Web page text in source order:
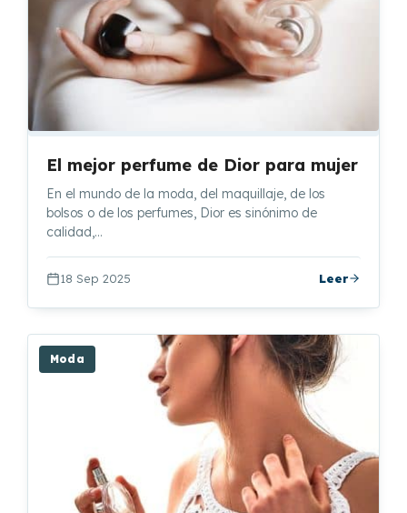
El mejor perfume de Dior para mujer
En el mundo de la moda, del maquillaje, de los
bolsos o de los perfumes, Dior es sinónimo de
calidad,…
18 Sep 2025 Leer
Moda